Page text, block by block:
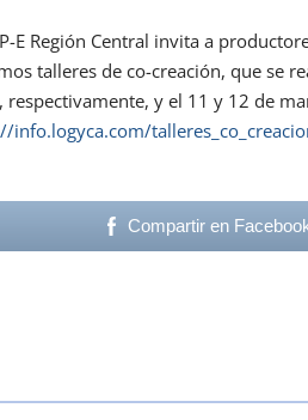
E Región Central invita a
talleres de co-creación, que se
respectivamente, y el 11 y 12 de
info.logyca.com/
Compartir en